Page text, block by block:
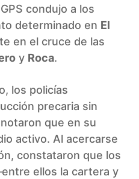
condujo a los
determinado en El
en el cruce de las
y Roca.
los policías
precaria sin
que en su
activo. Al acercarse
constataron que los
ellos la cartera y